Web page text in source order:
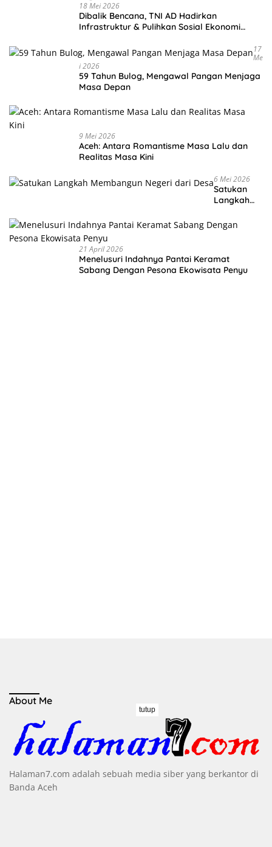
18 Mei 2026
Dibalik Bencana, TNI AD Hadirkan
Infrastruktur & Pulihkan Sosial Ekonomi
17
Me
I 2026
59 Tahun Bulog, Mengawal Pangan Menjaga
Masa Depan
9 Mei 2026
Aceh: Antara Romantisme Masa Lalu dan
Realitas Masa Kini
6 Mei 2026
Satukan
Langkah
n Negeri
dari Desa
21 April 2026
Menelusuri Indahnya Pantai Keramat
Sabang Dengan Pesona Ekowisata Penyu
About Me
Halaman7.com adalah sebuah media siber yang berkantor di
Banda Aceh
tutup